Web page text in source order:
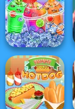
My Perfect
Restaurant
Rainbow Frozen